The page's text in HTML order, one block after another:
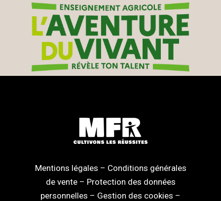
Mentions légales – Conditions générales
de vente– Protection des données
personnelles – Gestion des cookies –